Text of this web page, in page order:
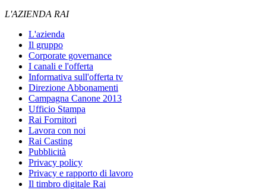
L'AZIENDA RAI
L'azienda
Il gruppo
Corporate governance
I canali e l'offerta
Informativa sull'offerta tv
Direzione Abbonamenti
Campagna Canone 2013
Ufficio Stampa
Rai Fornitori
Lavora con noi
Rai Casting
Pubblicità
Privacy policy
Privacy e rapporto di lavoro
Il timbro digitale Rai